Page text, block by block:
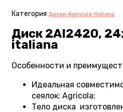
Категория Диски Agricola italiana
Диск 2AI2420,
italiana
Особенности и
Идеальная
сеялок: Agricola;
Тело диска